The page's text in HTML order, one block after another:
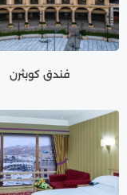
فندق كوبثرن